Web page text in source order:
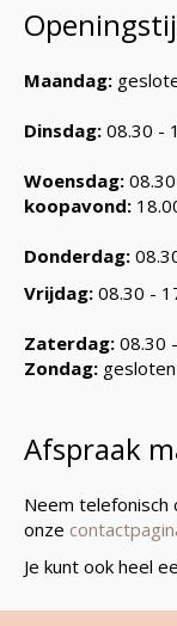
Maandag:
Dinsdag: 08.30 -
Woensdag:
koopavond:
Donderdag:
Vrijdag: 08.30 -
Zaterdag: 08.30
Zondag: gesloten
Afspraak
Neem telefonisch
onze
Je kunt ook heel